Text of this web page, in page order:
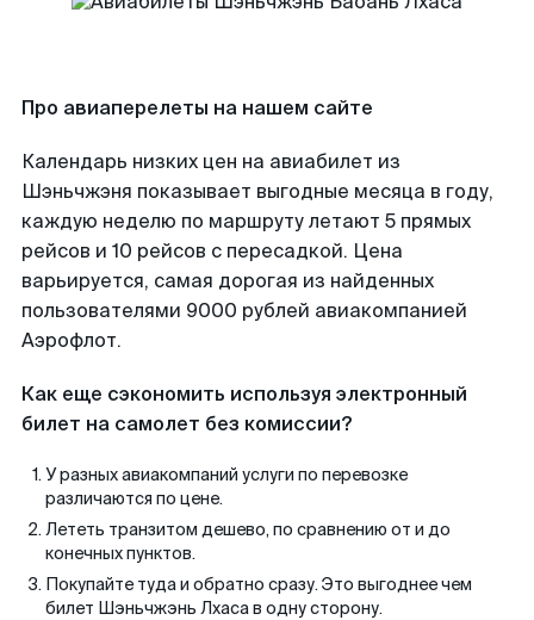
Про авиаперелеты на нашем сайте
Календарь низких цен на авиабилет из
Шэньчжэня показывает выгодные месяца в году,
каждую неделю по маршруту летают 5 прямых
рейсов и 10 рейсов с пересадкой. Цена
варьируется, самая дорогая из найденных
пользователями 9000 рублей авиакомпанией
Аэрофлот.
Как еще сэкономить используя электронный
билет на самолет без комиссии?
У разных авиакомпаний услуги по перевозке
различаются по цене.
Лететь транзитом дешево, по сравнению от и до
конечных пунктов.
Покупайте туда и обратно сразу. Это выгоднее чем
билет Шэньчжэнь Лхаса в одну сторону.